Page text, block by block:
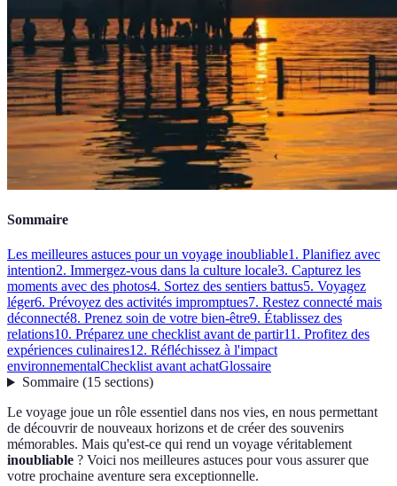
Sommaire
Les meilleures astuces pour un voyage inoubliable1. Planifiez avec
intention2. Immergez-vous dans la culture locale3. Capturez les
moments avec des photos4. Sortez des sentiers battus5. Voyagez
léger6. Prévoyez des activités impromptues7. Restez connecté mais
déconnecté8. Prenez soin de votre bien-être9. Établissez des
relations10. Préparez une checklist avant de partir11. Profitez des
expériences culinaires12. Réfléchissez à l'impact
environnementalChecklist avant achatGlossaire
Sommaire(15 sections)
Le voyage joue un rôle essentiel dans nos vies, en nous permettant
de découvrir de nouveaux horizons et de créer des souvenirs
mémorables. Mais qu'est-ce qui rend un voyage véritablement
inoubliable ? Voici nos meilleures astuces pour vous assurer que
votre prochaine aventure sera exceptionnelle.